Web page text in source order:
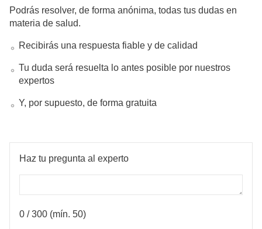
Podrás resolver, de forma anónima, todas tus dudas en
materia de salud.
Recibirás una respuesta fiable y de calidad
Tu duda será resuelta lo antes posible por nuestros
expertos
Y, por supuesto, de forma gratuita
Haz tu pregunta al experto
0 / 300 (mín. 50)